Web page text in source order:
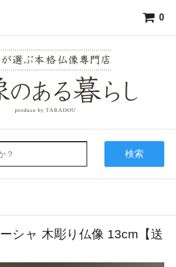
0
検索
ーシャ 木彫り仏像 13cm【送